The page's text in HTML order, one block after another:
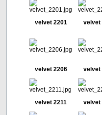
velvet 2201 velvet
velvet 2206 velvet
velvet 2211 velvet